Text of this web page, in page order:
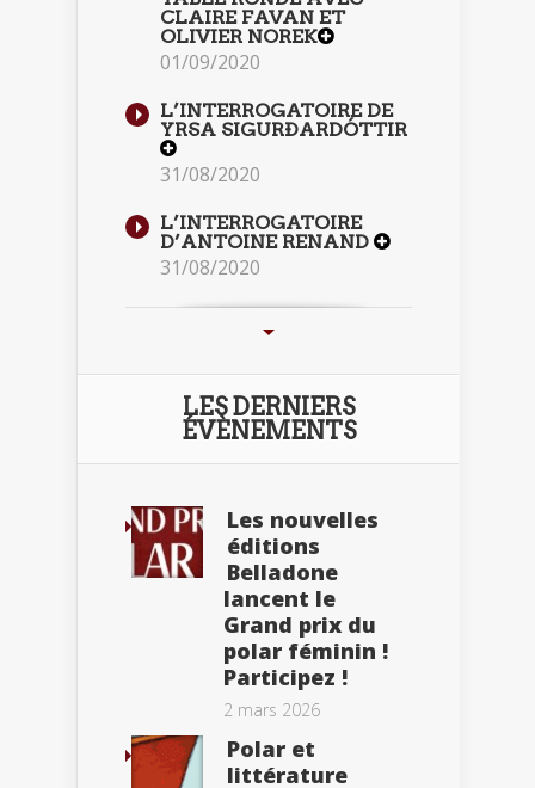
CLAIRE FAVAN ET
OLIVIER NOREK
01/09/2020
L’INTERROGATOIRE DE
YRSA SIGURÐARDÓTTIR
31/08/2020
L’INTERROGATOIRE
D’ANTOINE RENAND
31/08/2020
LES DERNIERS
ÉVÈNEMENTS
Les nouvelles
éditions
Belladone
lancent le
Grand prix du
polar féminin !
Participez !
2 mars 2026
Polar et
littérature